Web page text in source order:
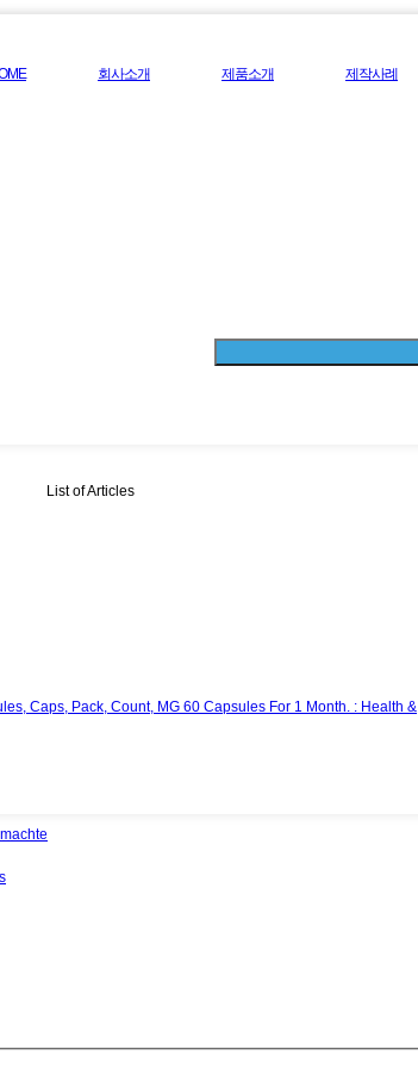
회사소개 제품소개 제작사례
List of Articles
Caps, Pack, Count, MG 60 Capsules For 1 Month. : Health &